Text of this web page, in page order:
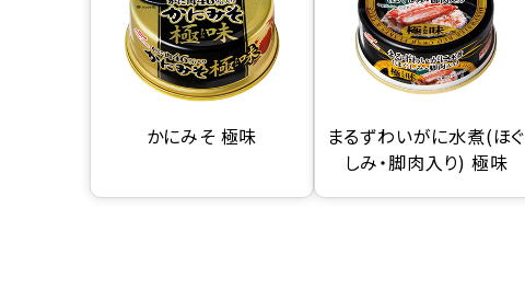
かにみそ 極味
まるずわいがに水煮(ほぐ
しみ・脚肉入り) 極味